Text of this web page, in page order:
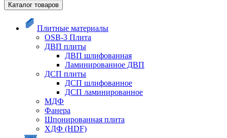
Каталог товаров
Плитные материалы
OSB-3 Плита
ДВП плиты
ДВП шлифованная
Ламинированное ДВП
ДСП плиты
ДСП шлифованное
ДСП ламинированное
МДФ
Фанера
Шпонированная плита
ХДФ (HDF)